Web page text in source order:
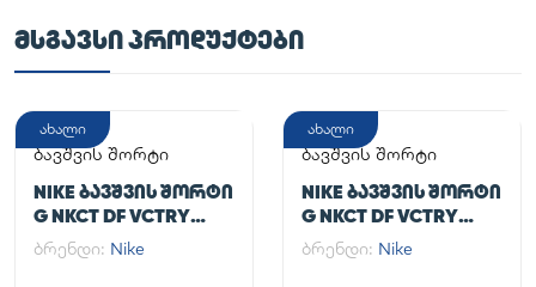
ᲛᲡᲒᲐᲕᲡᲘ ᲞᲠᲝᲓᲣᲥᲢᲔᲑᲘ
ახალი
ბავშვის შორტი
NIKE ᲑᲐᲕᲨᲕᲘᲡ ᲨᲝᲠᲢᲘ
G NKCT DF VCTRY
FLOUNCY SKRT
ბრენდი: Nike
ახალი
ბავშვის შორტი
NIKE ᲑᲐᲕᲨᲕᲘᲡ ᲨᲝᲠᲢᲘ
G NKCT DF VCTRY
FLOUNCY SKRT
ბრენდი: Nike